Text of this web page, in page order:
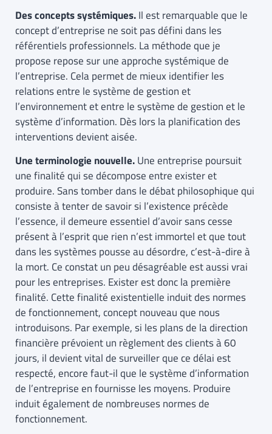
Des concepts systémiques.Il est remarquable que le
concept d’entreprise ne soit pas défini dans les
référentiels professionnels. La méthode que je
propose repose sur une approche systémique de
l’entreprise. Cela permet de mieux identifier les
relations entre le système de gestion et
l’environnement et entre le système de gestion et le
système d’information. Dès lors la planification des
interventions devient aisée.
Une terminologie nouvelle.Une entreprise poursuit
une finalité qui se décompose entre exister et
produire. Sans tomber dans le débat philosophique qui
consiste à tenter de savoir si l’existence précède
l’essence, il demeure essentiel d’avoir sans cesse
présent à l’esprit que rien n’est immortel et que tout
dans les systèmes pousse au désordre, c’est-à-dire à
la mort. Ce constat un peu désagréable est aussi vrai
pour les entreprises. Exister est donc la première
finalité. Cette finalité existentielle induit des normes
de fonctionnement, concept nouveau que nous
introduisons. Par exemple, si les plans de la direction
financière prévoient un règlement des clients à 60
jours, il devient vital de surveiller que ce délai est
respecté, encore faut-il que le système d’information
de l’entreprise en fournisse les moyens. Produire
induit également de nombreuses normes de
fonctionnement.